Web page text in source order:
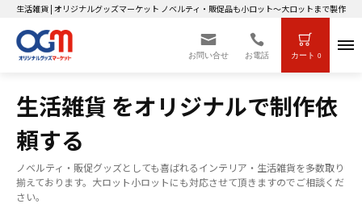
生活雑貨 | オリジナルグッズマーケット ノベルティ・販促品も小ロット～大ロットまで製作OK
お問い合せ お電話 カート 0
生活雑貨 をオリジナルで制作依
頼する
ノベルティ・販促グッズとしても喜ばれるインテリア・生活雑貨を多数取り
揃えております。大ロット小ロットにも対応させて頂きますのでご相談くだ
さい。